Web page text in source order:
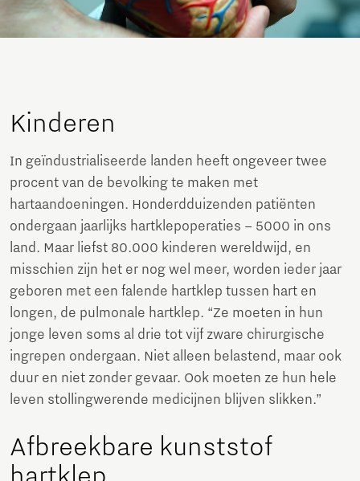
Kinderen
In geïndustrialiseerde landen heeft ongeveer twee
procent van de bevolking te maken met
hartaandoeningen. Honderdduizenden patiënten
ondergaan jaarlijks hartklepoperaties – 5000 in ons
land. Maar liefst 80.000 kinderen wereldwijd, en
misschien zijn het er nog wel meer, worden ieder jaar
geboren met een falende hartklep tussen hart en
longen, de pulmonale hartklep. “Ze moeten in hun
jonge leven soms al drie tot vijf zware chirurgische
ingrepen ondergaan. Niet alleen belastend, maar ook
duur en niet zonder gevaar. Ook moeten ze hun hele
leven stollingwerende medicijnen blijven slikken.”
Afbreekbare kunststof